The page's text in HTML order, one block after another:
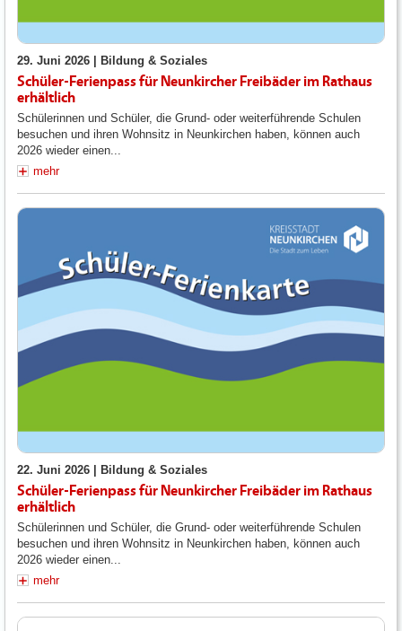
29. Juni 2026 | Bildung & Soziales
Schüler-Ferienpass für Neunkircher Freibäder im Rathaus
erhältlich
Schülerinnen und Schüler, die Grund- oder weiterführende Schulen
besuchen und ihren Wohnsitz in Neunkirchen haben, können auch
2026 wieder einen...
mehr
22. Juni 2026 | Bildung & Soziales
Schüler-Ferienpass für Neunkircher Freibäder im Rathaus
erhältlich
Schülerinnen und Schüler, die Grund- oder weiterführende Schulen
besuchen und ihren Wohnsitz in Neunkirchen haben, können auch
2026 wieder einen...
mehr